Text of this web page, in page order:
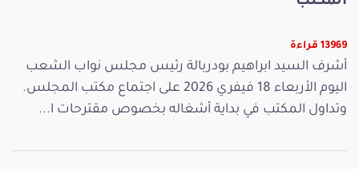
13969 قراءة
أشرف السيد ابراهيم بودربالة رئيس مجلس نواب الشعب
اليوم الأربعاء 18 فيفري 2026 على اجتماع مكتب المجلس.
وتداول المكتب في بداية أشغاله بخصوص مقترحات ا...